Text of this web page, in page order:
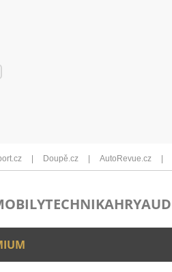
Doupě.cz AutoRevue.cz
TECHNIKAHRY